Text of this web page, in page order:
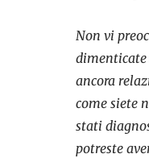
Non vi
ancora
come siete
stati
potreste